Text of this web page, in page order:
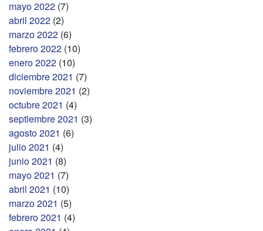
mayo 2022 (7)
abril 2022 (2)
marzo 2022 (6)
febrero 2022 (10)
enero 2022 (10)
diciembre 2021 (7)
noviembre 2021 (2)
octubre 2021 (4)
septiembre 2021 (3)
agosto 2021 (6)
julio 2021 (4)
junio 2021 (8)
mayo 2021 (7)
abril 2021 (10)
marzo 2021 (5)
febrero 2021 (4)